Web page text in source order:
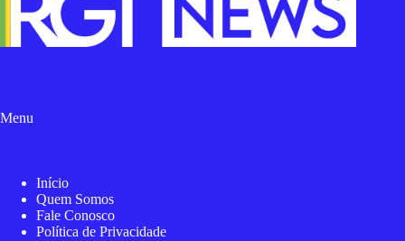
Menu
Início
Quem Somos
Fale Conosco
Política de Privacidade